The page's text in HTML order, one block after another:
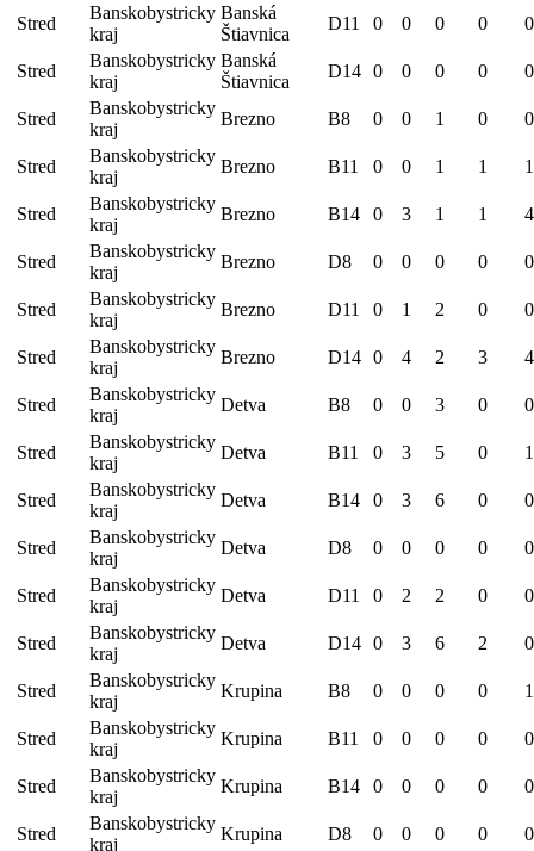
Stred
Banskobystricky
kraj
Banská
Štiavnica
D11 0 0 0 0 0
Stred
Banskobystricky
kraj
Banská
Štiavnica
D14 0 0 0 0 0
Stred
Banskobystricky
kraj
Brezno B8 0 0 1 0 0
Stred
Banskobystricky
kraj
Brezno B11 0 0 1 1 1
Stred
Banskobystricky
kraj
Brezno B14 0 3 1 1 4
Stred
Banskobystricky
kraj
Brezno D8 0 0 0 0 0
Stred
Banskobystricky
kraj
Brezno D11 0 1 2 0 0
Stred
Banskobystricky
kraj
Brezno D14 0 4 2 3 4
Stred
Banskobystricky
kraj
Detva B8 0 0 3 0 0
Stred
Banskobystricky
kraj
Detva B11 0 3 5 0 1
Stred
Banskobystricky
kraj
Detva B14 0 3 6 0 0
Stred
Banskobystricky
kraj
Detva D8 0 0 0 0 0
Stred
Banskobystricky
kraj
Detva D11 0 2 2 0 0
Stred
Banskobystricky
kraj
Detva D14 0 3 6 2 0
Stred
Banskobystricky
kraj
Krupina B8 0 0 0 0 1
Stred
Banskobystricky
kraj
Krupina B11 0 0 0 0 0
Stred
Banskobystricky
kraj
Krupina B14 0 0 0 0 0
Stred
Banskobystricky
kraj
Krupina D8 0 0 0 0 0